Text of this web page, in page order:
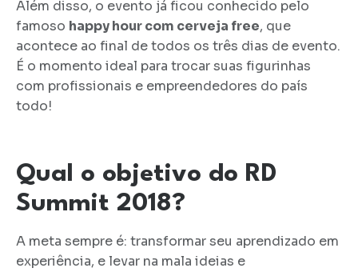
Além disso, o evento já ficou conhecido pelo
famoso happy hour com cerveja free, que
acontece ao final de todos os três dias de evento.
É o momento ideal para trocar suas figurinhas
com profissionais e empreendedores do país
todo!
Qual o objetivo do RD
Summit 2018?
A meta sempre é: transformar seu aprendizado em
experiência, e levar na mala ideias e